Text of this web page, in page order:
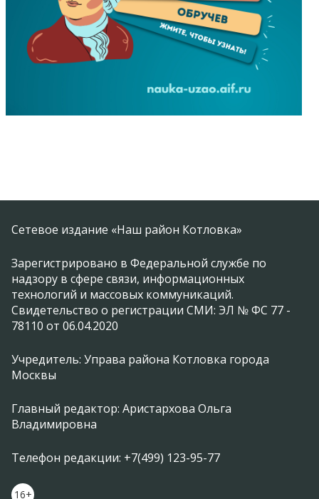
Сетевое издание «Наш район Котловка»
Зарегистрировано в Федеральной службе по
надзору в сфере связи, информационных
технологий и массовых коммуникаций.
Свидетельство о регистрации СМИ: ЭЛ № ФС 77 -
78110 от 06.04.2020
Учредитель: Управа района Котловка города
Москвы
Главный редактор: Аристархова Ольга
Владимировна
Телефон редакции: +7(499) 123-95-77
16+